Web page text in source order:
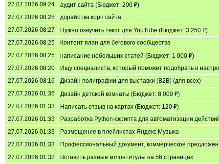
27.07.2026 09:24
аудит сайта (Бюджет: 200 ₽)
27.07.2026 08:28
доработка корп сайта
27.07.2026 08:27
Нужно озвучить текст для YouTube (Бюджет: 3 250 ₽)
27.07.2026 08:25
Контент план для бегового сообщества
27.07.2026 08:25
написание небольших статей (Бюджет: 1 000 ₽)
27.07.2026 08:20
Ищу специалиста, который поможет подобрать и
27.07.2026 08:16
Дизайн полиграфии для выставки (B2B) (для всех)
27.07.2026 01:35
Дизайн детской комнаты (Бюджет: 8 000 ₽)
27.07.2026 01:33
Написать отзыв на картах (Бюджет: 120 ₽)
27.07.2026 01:33
Разработка Python-скрипта для автоматизации
27.07.2026 01:33
Размещение в плейлистах Яндекс Музыка
27.07.2026 01:33
Профессиональный документ, коммерческое
27.07.2026 01:32
Вставить разные колонтитулы на 56 страницах